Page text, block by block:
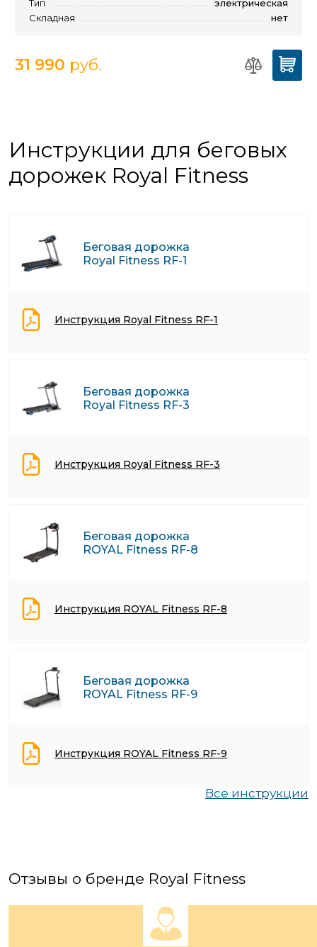
Тип
электрическая
Складная
нет
31 990 руб.
Инструкции для беговых
дорожек Royal Fitness
Беговая дорожка
Royal Fitness RF-1
Инструкция Royal Fitness RF-1
Беговая дорожка
Royal Fitness RF-3
Инструкция Royal Fitness RF-3
Беговая дорожка
ROYAL Fitness RF-8
Инструкция ROYAL Fitness RF-8
Беговая дорожка
ROYAL Fitness RF-9
Инструкция ROYAL Fitness RF-9
Все инструкции
Отзывы о бренде Royal Fitness